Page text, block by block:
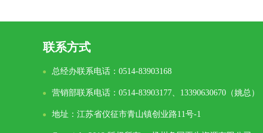
联系方式
总经办联系电话：0514-83903168
营销部联系电话：0514-83903177、13390630670（姚总）
地址：江苏省仪征市青山镇创业路11号-1